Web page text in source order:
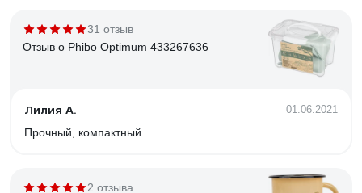
31 отзыв
Отзыв о Phibo Optimum 433267636
Лилия А. 01.06.2021
Прочный, компактный
2 отзыва